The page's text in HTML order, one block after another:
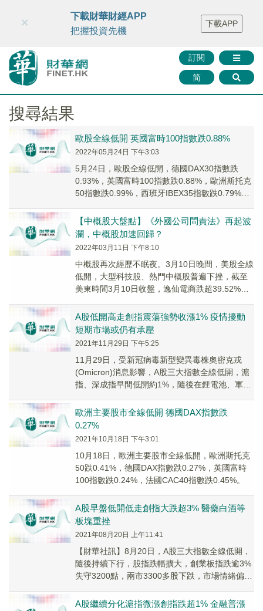
財華智庫網 FINTV FINMETA 財華證券 媒體矩陣
智庫沙龍
聯絡我們
訂閱
简
×
下載財華財經APP
把握投資先機
下載APP
搜尋結果
歐股全線低開 英國富時100指數跌0.88%
2022年05月24日 下午3:03
5月24日，歐股全線低開，德國DAX30指數跌
0.93%，英國富時100指數跌0.88%，歐洲斯托克
50指數跌0.99%，西班牙IBEX35指數跌0.79%，
【中概股大盤點】《外國公司問責法》再起波
瀾，中概股加速回歸？
2022年03月11日 下午8:10
中概股再次經歷不眠夜。3月10日晚間，美股全線
低開，大型科技股、熱門中概股普遍下挫，截至
美東時間3月10日收盤，逸仙電商跌超39.52%，
A股低開高走創指震蕩強勢收漲1% 疫情擾動
短期市場或仍有承壓
2021年11月29日 下午5:25
11月29日，受新冠病毒新型變異毒株奧密克戎
(Omicron)消息影響，A股三大指數全線低開，滬
指、深成指早間低開約1%，隨後在鋰電池、軍
歐洲主要股市全線低開 德國DAX指數跌
0.27%
2021年10月18日 下午3:01
10月18日，歐洲主要股市全線低開，歐洲斯托克
50跌0.41%，德國DAX指數跌0.27%，英國富時
100指數跌0.24%，法國CAC40指數跌0.45%。
A股早盤低開低走創指大跌超3% 醫藥白酒等
板塊重挫
2021年08月20日 上午11:41
【財華社訊】8月20日，A股三大指數全線低開，
隨後持續下行，股指跌幅擴大，創業板指跌逾3%
失守3200點，兩市3300多股下跌，市場情緒偏向
A股繼續分化滬指微漲創指跌超1% 金融普漲